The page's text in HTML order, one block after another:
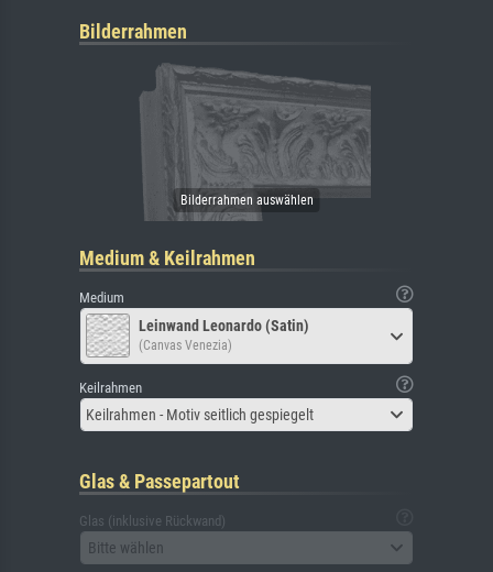
Bilderrahmen
Medium & Keilrahmen
Medium
Leinwand Leonardo (Satin)
(Canvas Venezia)
Keilrahmen
Keilrahmen - Motiv seitlich gespiegelt
Glas & Passepartout
Glas (inklusive Rückwand)
Bitte wählen